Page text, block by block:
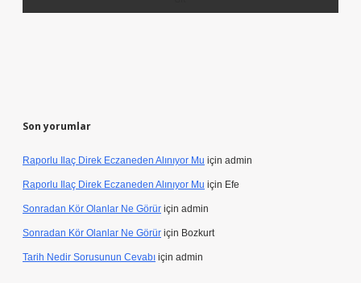
Son yorumlar
Raporlu Ilaç Direk Eczaneden Alınıyor Mu için admin
Raporlu Ilaç Direk Eczaneden Alınıyor Mu için Efe
Sonradan Kör Olanlar Ne Görür için admin
Sonradan Kör Olanlar Ne Görür için Bozkurt
Tarih Nedir Sorusunun Cevabı için admin